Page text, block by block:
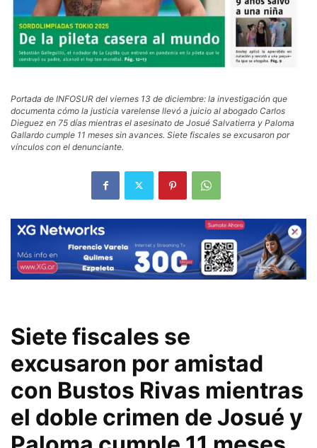
Portada de INFOSUR del viernes 13 de diciembre: la investigación que
documenta cómo la justicia varelense llevó a juicio al abogado Carlos
Dieguez en 75 días mientras el asesinato de Josué Salvatierra y Paloma
Gallardo cumple 11 meses sin avances. Siete fiscales se excusaron por
vínculos con el denunciante.
Siete fiscales se
excusaron por amistad
con Bustos Rivas mientras
el doble crimen de Josué y